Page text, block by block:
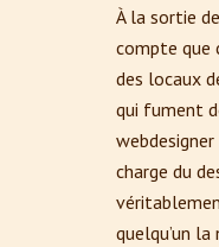
À la sortie
compte que
des locaux
qui fument
charge du
quelqu’un